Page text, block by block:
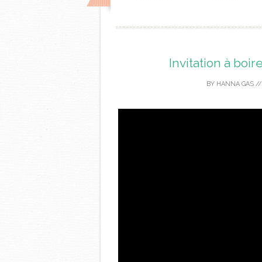
Invitation à
BY HANNA GAS //